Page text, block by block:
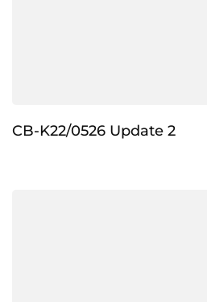
CB-K22/0526 Update 2